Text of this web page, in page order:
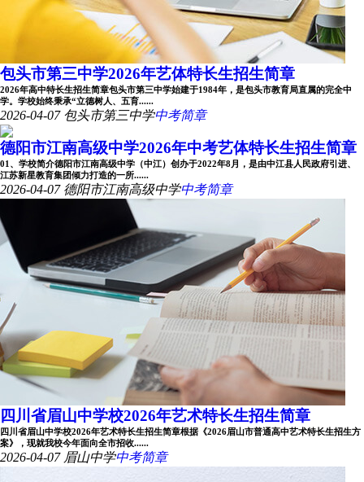
包头市第三中学2026年艺体特长生招生简章
2026年高中特长生招生简章包头市第三中学始建于1984年，是包头市教育局直属的完全中
学。学校始终秉承“立德树人、五育......
2026-04-07 包头市第三中学中考简章
德阳市江南高级中学2026年中考艺体特长生招生简章
01、学校简介德阳市江南高级中学（中江）创办于2022年8月，是由中江县人民政府引进、
江苏新星教育集团倾力打造的一所......
2026-04-07 德阳市江南高级中学中考简章
四川省眉山中学校2026年艺术特长生招生简章
四川省眉山中学校2026年艺术特长生招生简章根据《2026眉山市普通高中艺术特长生招生方
案》，现就我校今年面向全市招收......
2026-04-07 眉山中学中考简章